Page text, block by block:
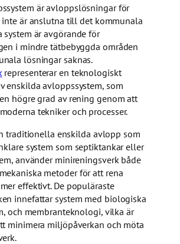
är avloppslösningar för
är anslutna till det kommunala
system är avgörande för
i mindre tätbebyggda områden
lösningar saknas.
representerar en teknologiskt
enskilda avloppssystem, som
högre grad av rening genom att
tekniker och processer.
traditionella enskilda avlopp som
system som septiktankar eller
använder minireningsverk både
metoder för att rena
effektivt. De populäraste
innefattar system med biologiska
och membranteknologi, vilka är
minimera miljöpåverkan och möta